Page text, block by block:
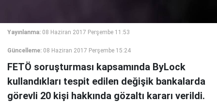
Yayınlanma: 08 Haziran 2017 Perşembe 11:53
Güncelleme: 08 Haziran 2017 Perşembe 15:24
FETÖ soruşturması kapsamında ByLock
kullandıkları tespit edilen değişik bankalarda
görevli 20 kişi hakkında gözaltı kararı verildi.